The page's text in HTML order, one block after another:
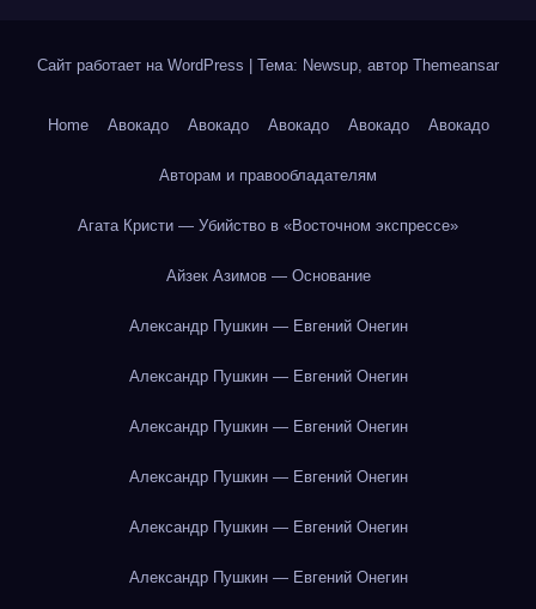
Сайт работает на WordPress Тема: Newsup, автор Themeansar
Home Авокадо Авокадо Авокадо Авокадо Авокадо
Авторам и правообладателям
Агата Кристи — Убийство в «Восточном экспрессе»
Айзек Азимов — Основание
Александр Пушкин — Евгений Онегин
Александр Пушкин — Евгений Онегин
Александр Пушкин — Евгений Онегин
Александр Пушкин — Евгений Онегин
Александр Пушкин — Евгений Онегин
Александр Пушкин — Евгений Онегин